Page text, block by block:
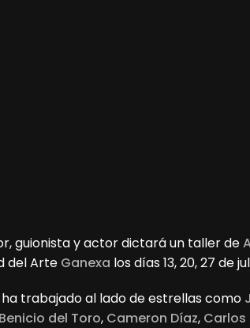
guionista y actor dictará un taller de
del Arte Ganexa los días 13, 20, 27 de
trabajado al lado de estrellas como
Benicio del Toro, Cameron Díaz, Carlos